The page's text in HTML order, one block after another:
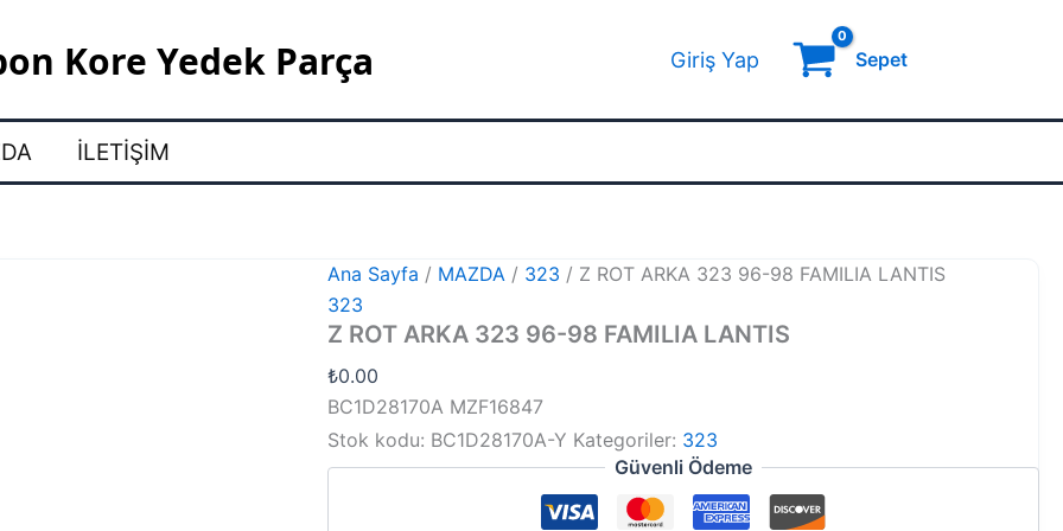
Kore Yedek Parça Giriş Yap Sepet
İLETIŞIM
Ana Sayfa / MAZDA / 323 / Z ROT ARKA 323 96-98 FAMILIA LANTIS
323
Z ROT ARKA 323 96-98 FAMILIA LANTIS
₺0.00
BC1D28170A MZF16847
Stok kodu: BC1D28170A-Y Kategoriler: 323
Güvenli Ödeme